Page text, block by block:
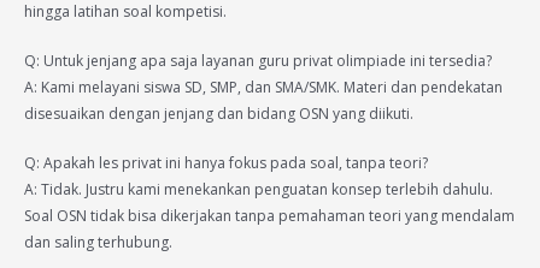
hingga latihan soal kompetisi.
Q: Untuk jenjang apa saja layanan guru privat olimpiade ini tersedia?
A: Kami melayani siswa SD, SMP, dan SMA/SMK. Materi dan pendekatan
disesuaikan dengan jenjang dan bidang OSN yang diikuti.
Q: Apakah les privat ini hanya fokus pada soal, tanpa teori?
A: Tidak. Justru kami menekankan penguatan konsep terlebih dahulu.
Soal OSN tidak bisa dikerjakan tanpa pemahaman teori yang mendalam
dan saling terhubung.